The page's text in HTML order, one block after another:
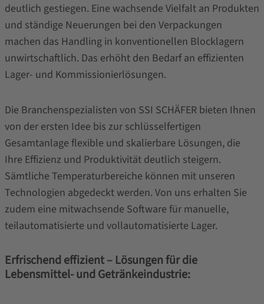
deutlich gestiegen. Eine wachsende Vielfalt an Produkten
und ständige Neuerungen bei den Verpackungen
machen das Handling in konventionellen Blocklagern
unwirtschaftlich. Das erhöht den Bedarf an effizienten
Lager- und Kommissionierlösungen.
Die Branchenspezialisten von SSI SCHÄFER bieten Ihnen
von der ersten Idee bis zur schlüsselfertigen
Gesamtanlage flexible und skalierbare Lösungen, die
Ihre Effizienz und Produktivität deutlich steigern.
Sämtliche Temperaturbereiche können mit unseren
Technologien abgedeckt werden. Von uns erhalten Sie
zudem eine mitwachsende Software für manuelle,
teilautomatisierte und vollautomatisierte Lager.
Erfrischend effizient – Lösungen für die
Lebensmittel- und Getränkeindustrie: